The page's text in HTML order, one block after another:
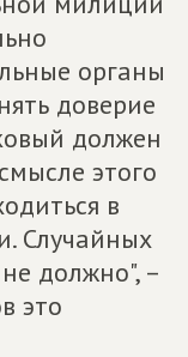
органы
доверие
должен
этого
в
Случайных
должно", –
это